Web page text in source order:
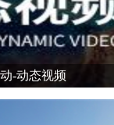
-动态视频